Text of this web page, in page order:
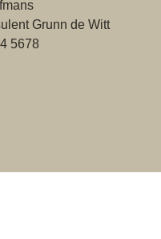
Grunn de Witt
5678